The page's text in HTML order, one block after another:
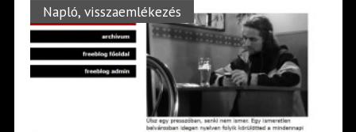
Napló, visszaemlékezés